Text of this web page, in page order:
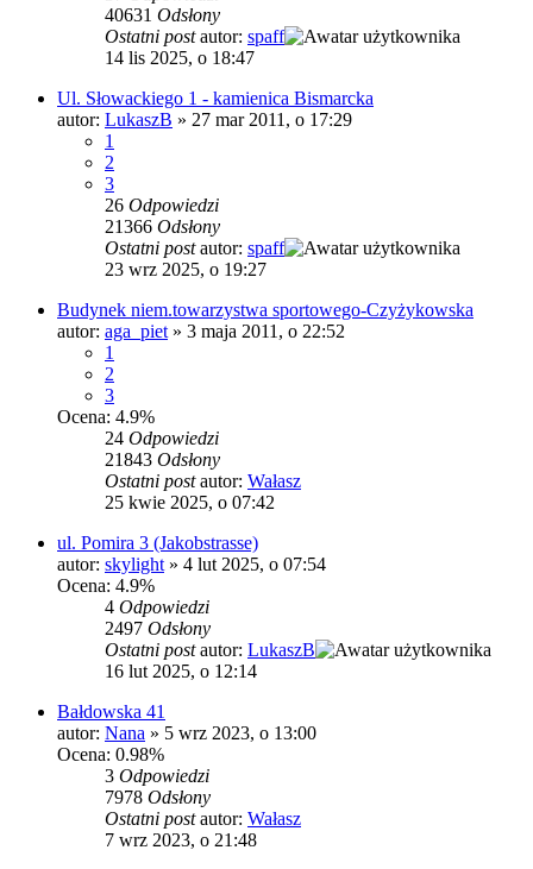
40631 Odsłony
Ostatni postautor: spaff
14 lis 2025, o 18:47
Ul. Słowackiego 1 - kamienica Bismarcka
autor: LukaszB » 27 mar 2011, o 17:29
1
2
3
26 Odpowiedzi
21366 Odsłony
Ostatni postautor: spaff
23 wrz 2025, o 19:27
Budynek niem.towarzystwa sportowego-Czyżykowska
autor: aga_piet » 3 maja 2011, o 22:52
1
2
3
Ocena: 4.9%
24 Odpowiedzi
21843 Odsłony
Ostatni postautor: Wałasz
25 kwie 2025, o 07:42
ul. Pomira 3 (Jakobstrasse)
autor: skylight » 4 lut 2025, o 07:54
Ocena: 4.9%
4 Odpowiedzi
2497 Odsłony
Ostatni postautor: LukaszB
16 lut 2025, o 12:14
Bałdowska 41
autor: Nana » 5 wrz 2023, o 13:00
Ocena: 0.98%
3 Odpowiedzi
7978 Odsłony
Ostatni postautor: Wałasz
7 wrz 2023, o 21:48